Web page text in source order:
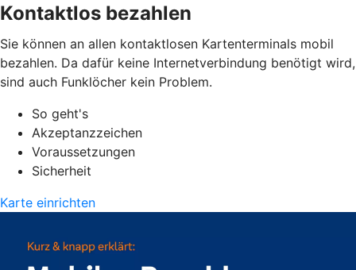
Kontaktlos bezahlen
Sie können an allen kontaktlosen Kartenterminals mobil
bezahlen. Da dafür keine Internetverbindung benötigt wird,
sind auch Funklöcher kein Problem.
So geht's
Akzeptanzzeichen
Voraussetzungen
Sicherheit
Karte einrichten